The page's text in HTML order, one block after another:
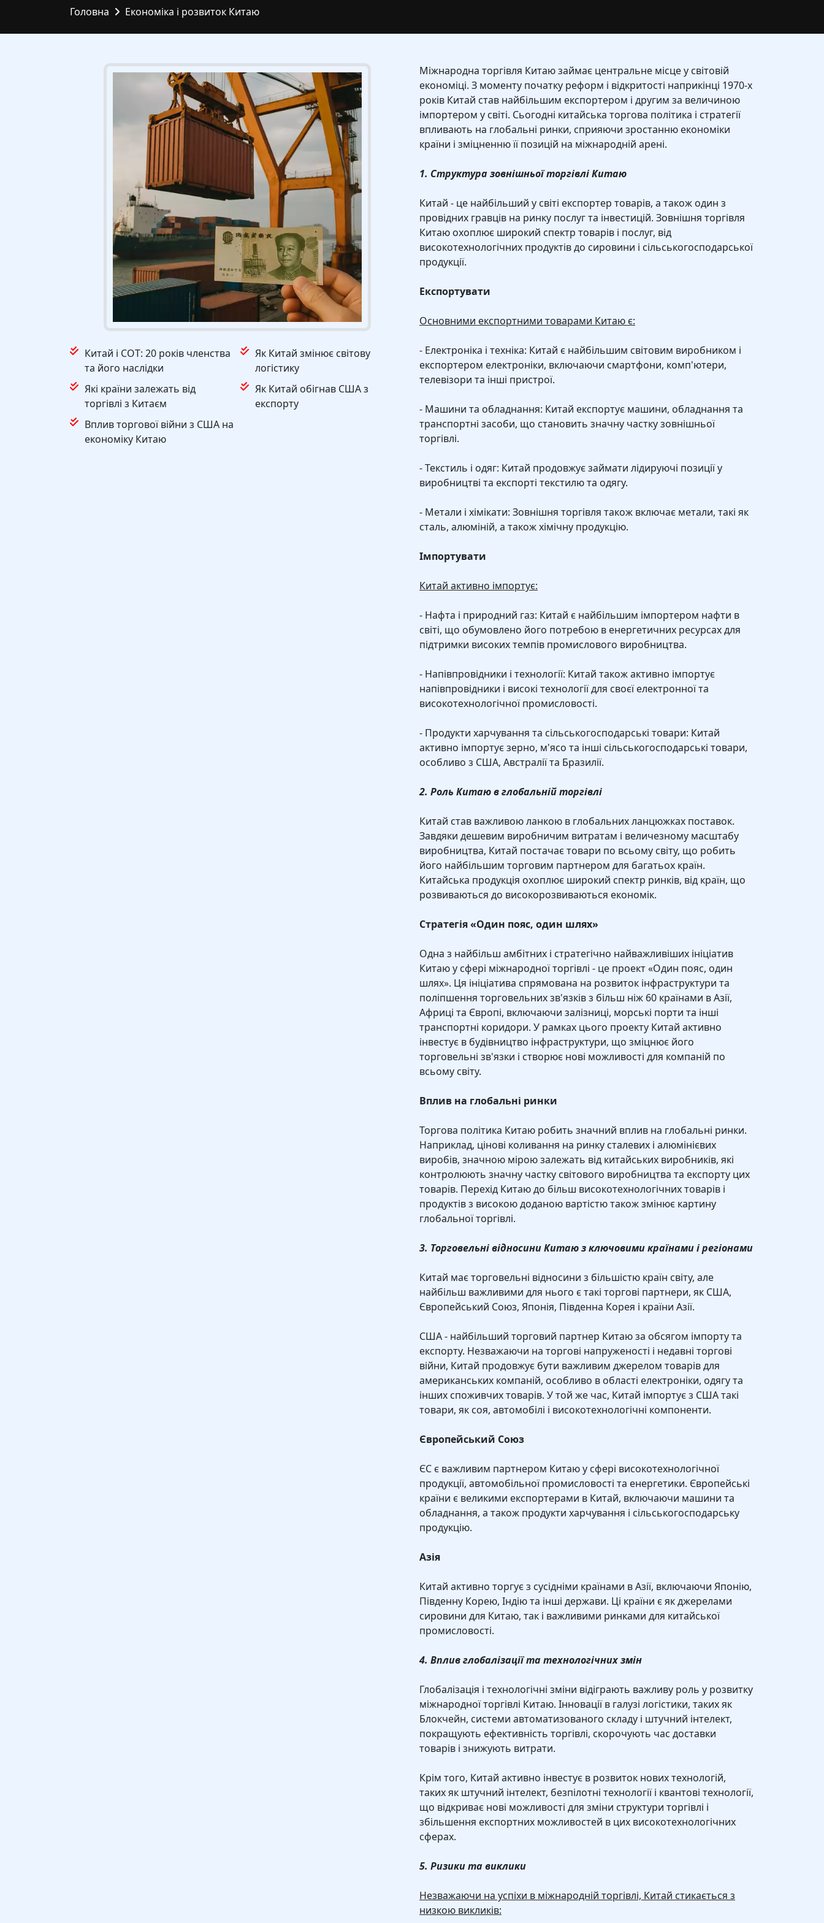
Головна Економіка і розвиток Китаю
Китай і СОТ: 20 років членства
та його наслідки
Як Китай змінює світову
логістику
Які країни залежать від
торгівлі з Китаєм
Як Китай обігнав США з
експорту
Вплив торгової війни з США на
економіку Китаю
Міжнародна торгівля Китаю займає центральне місце у світовій
економіці. З моменту початку реформ і відкритості наприкінці 1970-х
років Китай став найбільшим експортером і другим за величиною
імпортером у світі. Сьогодні китайська торгова політика і стратегії
впливають на глобальні ринки, сприяючи зростанню економіки
країни і зміцненню її позицій на міжнародній арені.
1. Структура зовнішньої торгівлі Китаю
Китай - це найбільший у світі експортер товарів, а також один з
провідних гравців на ринку послуг та інвестицій. Зовнішня торгівля
Китаю охоплює широкий спектр товарів і послуг, від
високотехнологічних продуктів до сировини і сільськогосподарської
продукції.
Експортувати
Основними експортними товарами Китаю є:
- Електроніка і техніка: Китай є найбільшим світовим виробником і
експортером електроніки, включаючи смартфони, комп'ютери,
телевізори та інші пристрої.
- Машини та обладнання: Китай експортує машини, обладнання та
транспортні засоби, що становить значну частку зовнішньої
торгівлі.
- Текстиль і одяг: Китай продовжує займати лідируючі позиції у
виробництві та експорті текстилю та одягу.
- Метали і хімікати: Зовнішня торгівля також включає метали, такі як
сталь, алюміній, а також хімічну продукцію.
Імпортувати
Китай активно імпортує:
- Нафта і природний газ: Китай є найбільшим імпортером нафти в
світі, що обумовлено його потребою в енергетичних ресурсах для
підтримки високих темпів промислового виробництва.
- Напівпровідники і технології: Китай також активно імпортує
напівпровідники і високі технології для своєї електронної та
високотехнологічної промисловості.
- Продукти харчування та сільськогосподарські товари: Китай
активно імпортує зерно, м'ясо та інші сільськогосподарські товари,
особливо з США, Австралії та Бразилії.
2. Роль Китаю в глобальній торгівлі
Китай став важливою ланкою в глобальних ланцюжках поставок.
Завдяки дешевим виробничим витратам і величезному масштабу
виробництва, Китай постачає товари по всьому світу, що робить
його найбільшим торговим партнером для багатьох країн.
Китайська продукція охоплює широкий спектр ринків, від країн, що
розвиваються до високорозвиваються економік.
Стратегія «Один пояс, один шлях»
Одна з найбільш амбітних і стратегічно найважливіших ініціатив
Китаю у сфері міжнародної торгівлі - це проект «Один пояс, один
шлях». Ця ініціатива спрямована на розвиток інфраструктури та
поліпшення торговельних зв'язків з більш ніж 60 країнами в Азії,
Африці та Європі, включаючи залізниці, морські порти та інші
транспортні коридори. У рамках цього проекту Китай активно
інвестує в будівництво інфраструктури, що зміцнює його
торговельні зв'язки і створює нові можливості для компаній по
всьому світу.
Вплив на глобальні ринки
Торгова політика Китаю робить значний вплив на глобальні ринки.
Наприклад, цінові коливання на ринку сталевих і алюмінієвих
виробів, значною мірою залежать від китайських виробників, які
контролюють значну частку світового виробництва та експорту цих
товарів. Перехід Китаю до більш високотехнологічних товарів і
продуктів з високою доданою вартістю також змінює картину
глобальної торгівлі.
3. Торговельні відносини Китаю з ключовими країнами і регіонами
Китай має торговельні відносини з більшістю країн світу, але
найбільш важливими для нього є такі торгові партнери, як США,
Європейський Союз, Японія, Південна Корея і країни Азії.
США - найбільший торговий партнер Китаю за обсягом імпорту та
експорту. Незважаючи на торгові напруженості і недавні торгові
війни, Китай продовжує бути важливим джерелом товарів для
американських компаній, особливо в області електроніки, одягу та
інших споживчих товарів. У той же час, Китай імпортує з США такі
товари, як соя, автомобілі і високотехнологічні компоненти.
Європейський Союз
ЄС є важливим партнером Китаю у сфері високотехнологічної
продукції, автомобільної промисловості та енергетики. Європейські
країни є великими експортерами в Китай, включаючи машини та
обладнання, а також продукти харчування і сільськогосподарську
продукцію.
Азія
Китай активно торгує з сусідніми країнами в Азії, включаючи Японію,
Південну Корею, Індію та інші держави. Ці країни є як джерелами
сировини для Китаю, так і важливими ринками для китайської
промисловості.
4. Вплив глобалізації та технологічних змін
Глобалізація і технологічні зміни відіграють важливу роль у розвитку
міжнародної торгівлі Китаю. Інновації в галузі логістики, таких як
Блокчейн, системи автоматизованого складу і штучний інтелект,
покращують ефективність торгівлі, скорочують час доставки
товарів і знижують витрати.
Крім того, Китай активно інвестує в розвиток нових технологій,
таких як штучний інтелект, безпілотні технології і квантові технології,
що відкриває нові можливості для зміни структури торгівлі і
збільшення експортних можливостей в цих високотехнологічних
сферах.
5. Ризики та виклики
Незважаючи на успіхи в міжнародній торгівлі, Китай стикається з
низкою викликів: